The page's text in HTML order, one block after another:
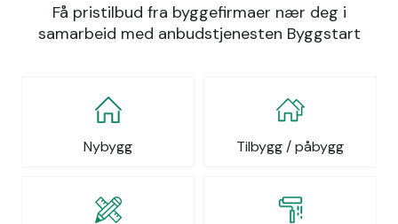
Få pristilbud fra byggefirmaer nær deg i
samarbeid med anbudstjenesten Byggstart
Nybygg Tilbygg / påbygg